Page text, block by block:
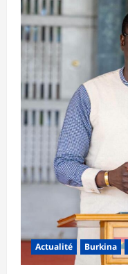
Actualité Burkina